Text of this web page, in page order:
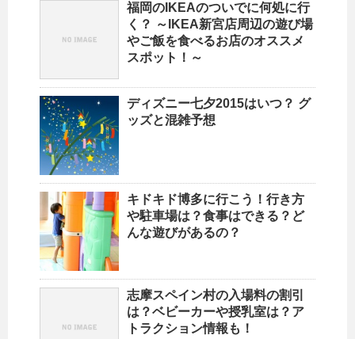
福岡のIKEAのついでに何処に行
く？ ～IKEA新宮店周辺の遊び場
やご飯を食べるお店のオススメ
スポット！～
ディズニー七夕2015はいつ？ グ
ッズと混雑予想
キドキド博多に行こう！行き方
や駐車場は？食事はできる？ど
んな遊びがあるの？
志摩スペイン村の入場料の割引
は？ベビーカーや授乳室は？ア
トラクション情報も！